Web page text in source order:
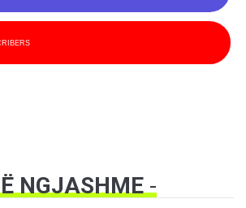
NGJASHME-